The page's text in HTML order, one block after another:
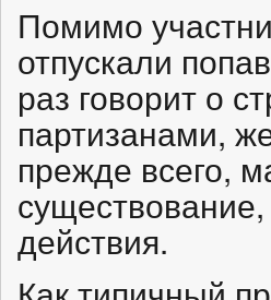
Помимо
отпускали
раз говорит о
партизанами,
прежде всего,
действия.